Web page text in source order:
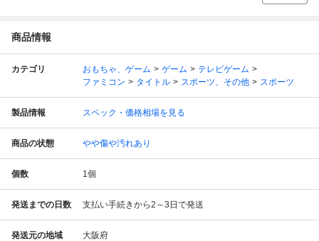
商品情報
カテゴリ おもちゃ、ゲーム ゲーム
テレビゲーム
ファミコン
タイトル スポーツ、その他 スポーツ
製品情報 スペック・価格相場を見る
商品の状態 やや傷や汚れあり
個数 1個
発送までの日数 支払い手続きから2～3日で発送
発送元の地域 大阪府